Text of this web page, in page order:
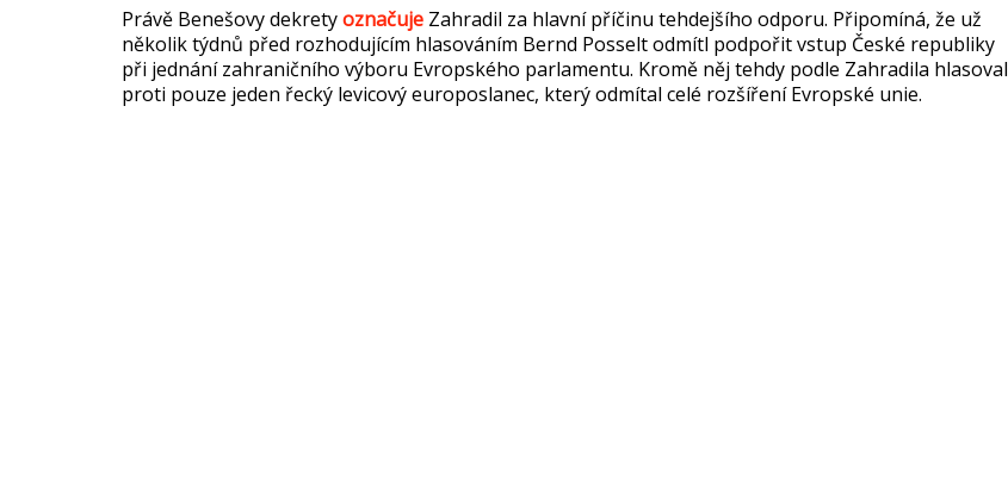
Právě Benešovy dekretyoznačuje Zahradil za hlavní příčinu tehdejšího odporu. Připomíná, že už
několik týdnů před rozhodujícím hlasováním Bernd Posselt odmítl podpořit vstup České republiky
při jednání zahraničního výboru Evropského parlamentu. Kromě něj tehdy podle Zahradila hlasoval
proti pouze jeden řecký levicový europoslanec, který odmítal celé rozšíření Evropské unie.